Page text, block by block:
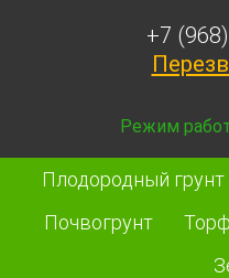
+7 (968)
Режим
Плодородный грунт
Почвогрунт
Торф